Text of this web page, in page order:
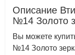
Описание
№14 Золото
Вы можете
№14 Золото